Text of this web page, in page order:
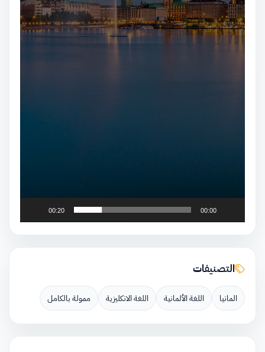
00:00
00:20
التصنيفات
المانيا اللغة الألمانية اللغة الانكليزية ممولة بالكامل